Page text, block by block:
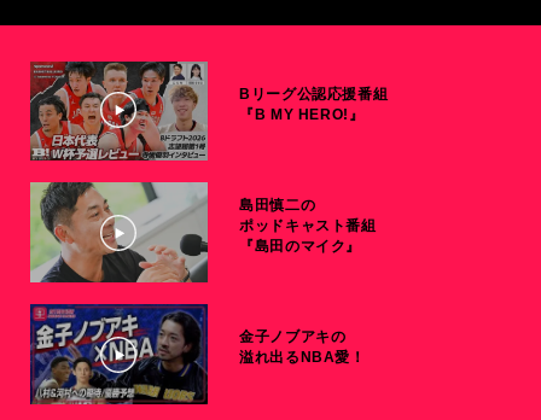
Bリーグ公認応援番組
『B MY HERO!』
島田慎二の
ポッドキャスト番組
『島田のマイク』
金子ノブアキの
溢れ出るNBA愛！